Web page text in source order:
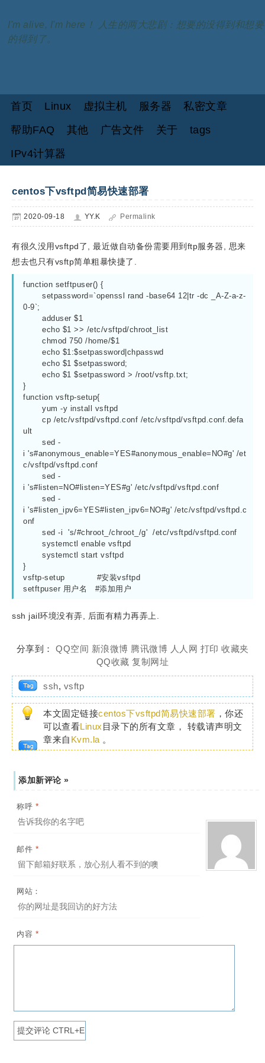
I'm alive, I'm here！ 人生的两大悲剧：想要的没得到和想要
的得到了。
首页 Linux 虚拟主机 服务器
私密文章
帮助FAQ
其他 广告文件 关于
tags
IPv4计算器
centos下vsftpd简易快速部署
2020-09-18 YY.K Permalink
有很久没用vsftpd了, 最近做自动备份需要用到ftp服务器, 思来
想去也只有vsftp简单粗暴快捷了.
function setftpuser() {
0-9`;
}
function vsftp-setup{
ult
i 's#anonymous_enable=YES#anonymous_enable=NO#g' /et
c/vsftpd/vsftpd.conf
i 's#listen=NO#listen=YES#g' /etc/vsftpd/vsftpd.conf
i 's#listen_ipv6=YES#listen_ipv6=NO#g' /etc/vsftpd/vsftpd.c
onf
}
vsftp-setup            #安装vsftpd
setftpuser 用户名   #添加用户
ssh jail环境没有弄, 后面有精力再弄上.
分享到： QQ空间 新浪微博 腾讯微博 人人网 打印 收藏夹
QQ收藏 复制网址
ssh, vsftp
本文固定链接centos下vsftpd简易快速部署 ，你还
可以查看Linux 目录下的所有文章， 转载请声明文
章来自 Kvm.la 。
添加新评论 »
称呼 *
邮件 *
网站：
内容 *